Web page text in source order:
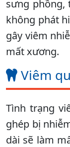
sưng phồng,
không phát
gây viêm
mất xương.
Viêm
Tình trạng
ghép bị
dài sẽ làm